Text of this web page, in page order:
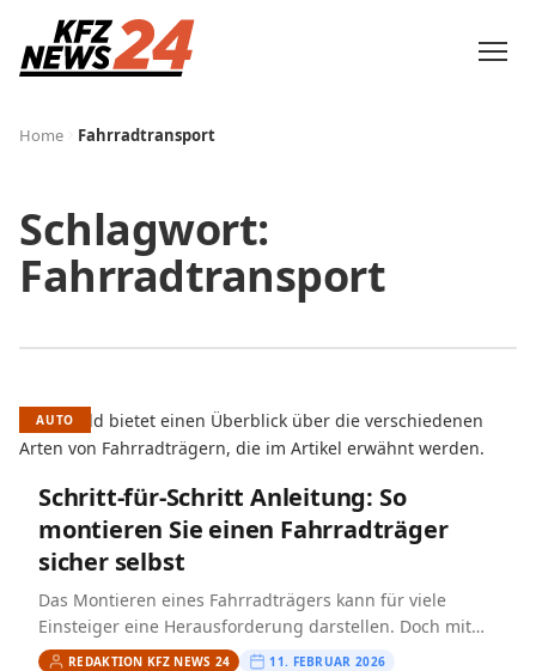
Home Fahrradtransport
Schlagwort:
Fahrradtransport
AUTO
Schritt-für-Schritt Anleitung: So
montieren Sie einen Fahrradträger
sicher selbst
Das Montieren eines Fahrradträgers kann für viele
Einsteiger eine Herausforderung darstellen. Doch mit
der richtigen Anleitung und etwas Geschick ist es
REDAKTION KFZ NEWS 24
11. FEBRUAR 2026